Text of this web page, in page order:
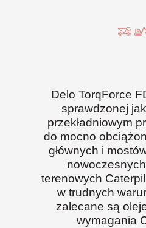
Delo TorqForce
sprawdzonej
przekładniowym
do mocno
głównych i
terenowych
w trudnych
zalecane są
wymagania